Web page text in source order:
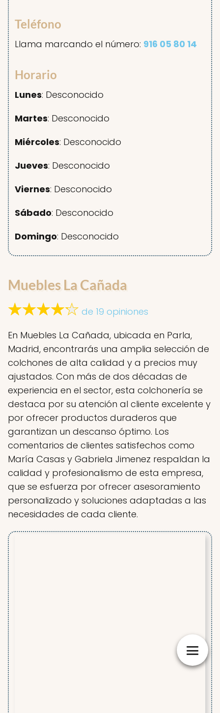
Teléfono
Llama marcando el número: 916 05 80 14
Horario
Lunes: Desconocido
Martes: Desconocido
Miércoles: Desconocido
Jueves: Desconocido
Viernes: Desconocido
Sábado: Desconocido
Domingo: Desconocido
Muebles La Cañada
de 19 opiniones
En Muebles La Cañada, ubicada en Parla,
Madrid, encontrarás una amplia selección de
colchones de alta calidad y a precios muy
ajustados. Con más de dos décadas de
experiencia en el sector, esta colchonería se
destaca por su atención al cliente excelente y
por ofrecer productos duraderos que
garantizan un descanso óptimo. Los
comentarios de clientes satisfechos como
María Casas y Gabriela Jimenez respaldan la
calidad y profesionalismo de esta empresa,
que se esfuerza por ofrecer asesoramiento
personalizado y soluciones adaptadas a las
necesidades de cada cliente.